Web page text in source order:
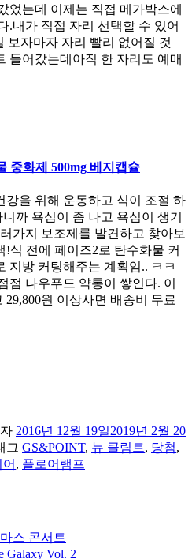
었는데 이제는 직접 메가박스에
.내가 직접 자리 선택할 수 있어
보자마자 자리 빨리 없어질 것
들어갔는데아직 한 자리도 예매
중화제 500mg 베지캡슐
강을 위해 운동하고 식이 조절 하
까 욕심이 좀 나고 욕심이 생기
가지 보조제를 발견하고 찾아보
식 전에 페이즈2로 탄수화물 커
지방 커팅해주는 계획임.. ㅋㅋ
점 나우푸드 약통이 쌓인다. 이
원 이상사면 배송비 무료
2016년 12월 19일2019년 2월 20
그 GS&POINT, 뉴 클림트, 당첨,
, 플로어램프
스 콘서트
Galaxy Vol. 2